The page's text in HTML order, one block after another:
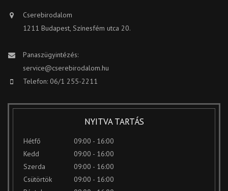
Cserebirodalom
1211 Budapest, Színesfém utca 20.
Panaszügyintézés:
service@cserebirodalom.hu
Telefon: 06/1 255-2211
NYITVA TARTÁS
Hétfő
09:00 - 16:00
Kedd
09:00 - 16:00
Szerda
09:00 - 16:00
Csütörtök
09:00 - 16:00